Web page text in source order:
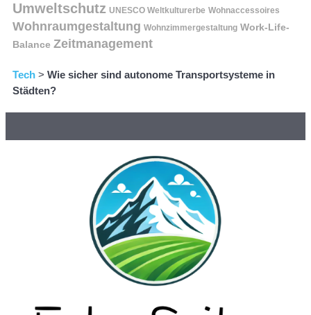
Umweltschutz UNESCO Weltkulturerbe Wohnaccessoires
Wohnraumgestaltung Wohnzimmergestaltung Work-Life-
Balance Zeitmanagement
Tech > Wie sicher sind autonome Transportsysteme in
Städten?